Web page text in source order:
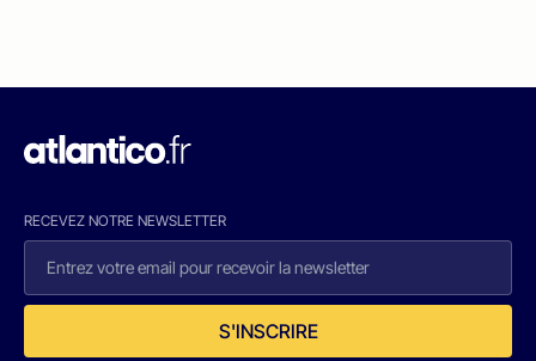
RECEVEZ NOTRE NEWSLETTER
S'INSCRIRE